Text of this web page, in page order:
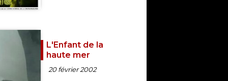
L'Enfant de la
haute mer
20 février 2002